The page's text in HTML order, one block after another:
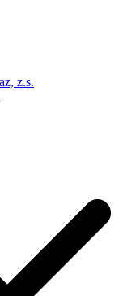
z.s.